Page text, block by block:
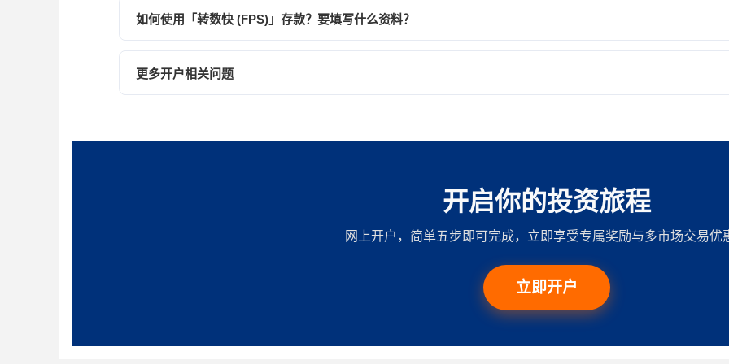
如何使用「转数快 (FPS)」存款？要填写什么资料？
如你选择以「转数快」转账，转账时请在备注栏（「受款人提示讯息」/「致受款人讯息」）中输入你在本公
号码外的其他信息）。辉立「转数快」的收款电话号码为 9690 8828，收款人名称为「Phillip Securities
更多开户相关问题
开启你的投资旅程
网上开户，简单五步即可完成，立即享受专属奖励与多市场交易优
立即开户